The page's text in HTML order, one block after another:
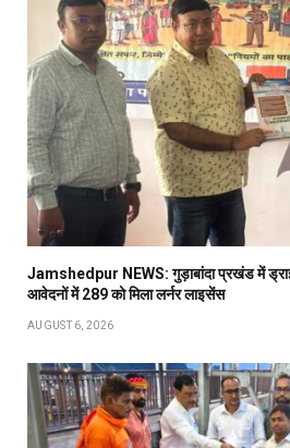
Jamshedpur NEWS: गुड़ाबांदा प्रखंड में
आवेदनों में 289 को मिला लर्नर लाइसेंस
AUGUST 6, 2026